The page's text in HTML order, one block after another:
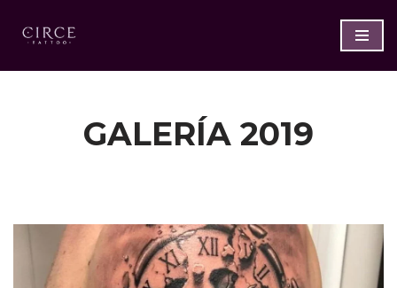
Saltar
al
GALERÍA 2019